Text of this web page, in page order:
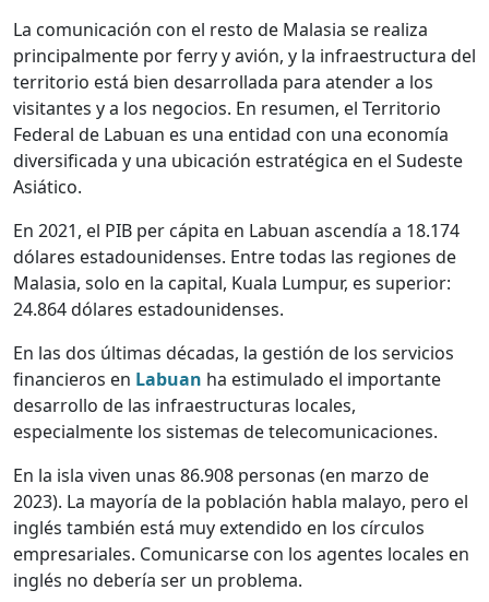
La comunicación con el resto de Malasia se realiza
principalmente por ferry y avión, y la infraestructura del
territorio está bien desarrollada para atender a los
visitantes y a los negocios. En resumen, el Territorio
Federal de Labuan es una entidad con una economía
diversificada y una ubicación estratégica en el Sudeste
Asiático.
En 2021, el PIB per cápita en Labuan ascendía a 18.174
dólares estadounidenses. Entre todas las regiones de
Malasia, solo en la capital, Kuala Lumpur, es superior:
24.864 dólares estadounidenses.
En las dos últimas décadas, la gestión de los servicios
financieros en Labuan ha estimulado el importante
desarrollo de las infraestructuras locales,
especialmente los sistemas de telecomunicaciones.
En la isla viven unas 86.908 personas (en marzo de
2023). La mayoría de la población habla malayo, pero el
inglés también está muy extendido en los círculos
empresariales. Comunicarse con los agentes locales en
inglés no debería ser un problema.